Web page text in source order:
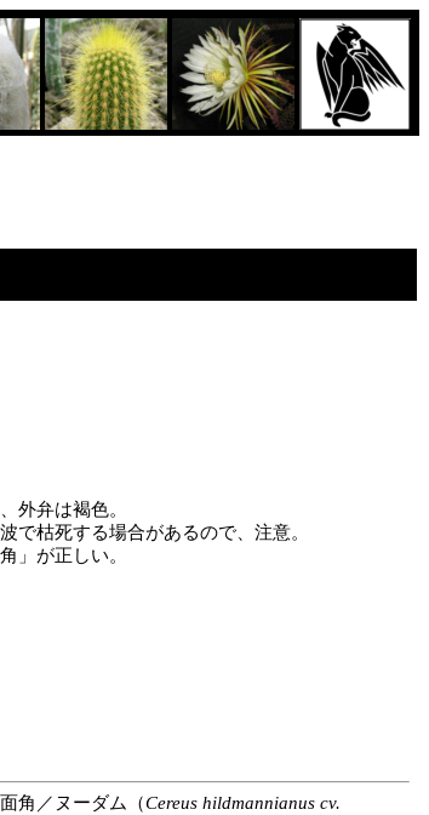
外弁は褐色。
枯死する場合があるので、注意。
」が正しい。
角／ヌーダム（Cereus hildmannianus cv.